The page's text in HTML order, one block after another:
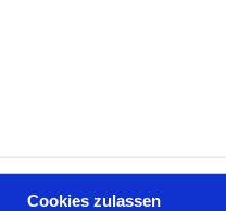
Cookies zulassen